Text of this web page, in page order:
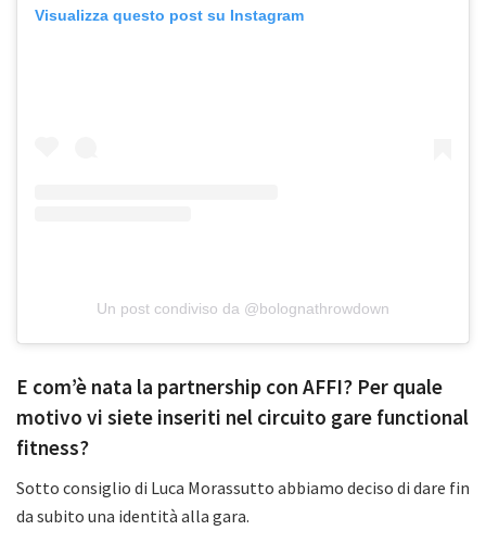
Visualizza questo post su Instagram
Un post condiviso da @bolognathrowdown
E com’è nata la partnership con AFFI? Per quale
motivo vi siete inseriti nel circuito gare functional
fitness?
Sotto consiglio di Luca Morassutto abbiamo deciso di dare fin
da subito una identità alla gara.